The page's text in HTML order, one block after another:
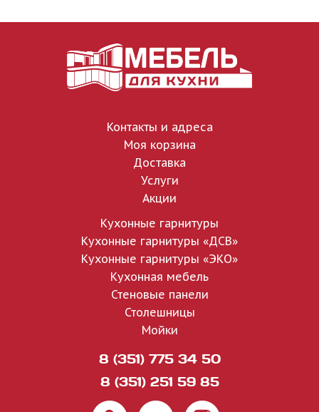
Контакты и адреса
Моя корзина
Доставка
Услуги
Акции
Кухонные гарнитуры
Кухонные гарнитуры «ДСВ»
Кухонные гарнитуры «ЭКО»
Кухонная мебель
Стеновые панели
Столешницы
Мойки
8 (351) 775 34 50
8 (351) 251 59 85